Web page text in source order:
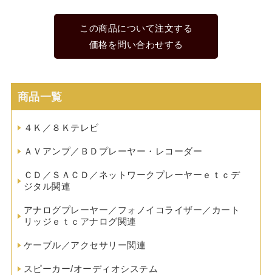
この商品について注文する
価格を問い合わせする
商品一覧
４Ｋ／８Ｋテレビ
ＡＶアンプ／ＢＤプレーヤー・レコーダー
ＣＤ／ＳＡＣＤ／ネットワークプレーヤーｅｔｃデ
ジタル関連
アナログプレーヤー／フォノイコライザー／カート
リッジｅｔｃアナログ関連
ケーブル／アクセサリー関連
スピーカー/オーディオシステム